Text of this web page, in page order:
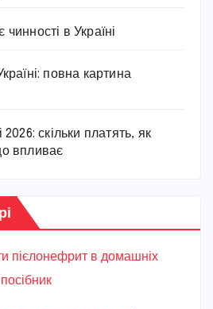
в Україні
повна картина
2026: скільки платять, як
впливає
пієлонефрит в домашніх